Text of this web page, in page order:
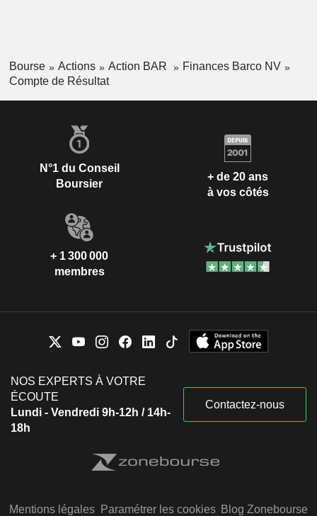
Bourse Actions Action BAR
Finances Barco NV
Compte de Résultat
N°1 du Conseil
Boursier
+ de 20 ans
à vos côtés
+ 1 300 000
membres
NOS EXPERTS À VOTRE
ÉCOUTE
Lundi - Vendredi 9h-12h / 14h-
18h
Contactez-nous
Mentions légales Paramétrer les cookies Blog Zonebourse